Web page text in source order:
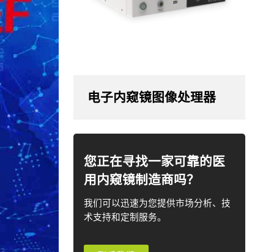
电子内窥镜图像处理器
您正在寻找一家可靠的医
用内窥镜制造商吗？
我们可以迅速为您提供市场分析、技
术支持和定制服务。